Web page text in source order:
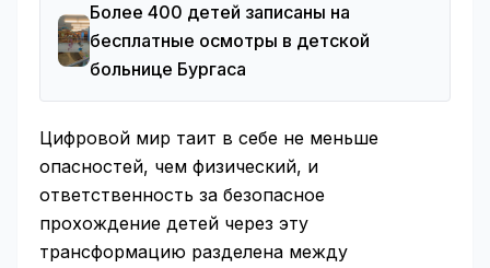
Более 400 детей записаны на
бесплатные осмотры в детской
больнице Бургаса
Цифровой мир таит в себе не меньше
опасностей, чем физический, и
ответственность за безопасное
прохождение детей через эту
трансформацию разделена между